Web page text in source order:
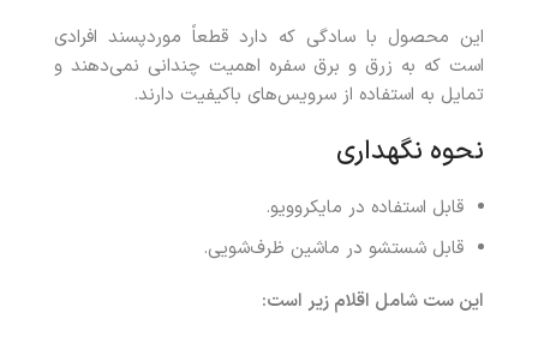
این محصول با سادگی که دارد قطعاً موردپسند افرادی
است که به زرق‌ و برق سفره اهمیت چندانی نمی‌دهند و
تمایل به استفاده از سرویس‌های باکیفیت دارند.
نحوه نگهداری
قابل‌ استفاده در مایکروویو.
قابل شستشو در ماشین ظرف‌شویی.
این ست شامل اقلام زیر است: